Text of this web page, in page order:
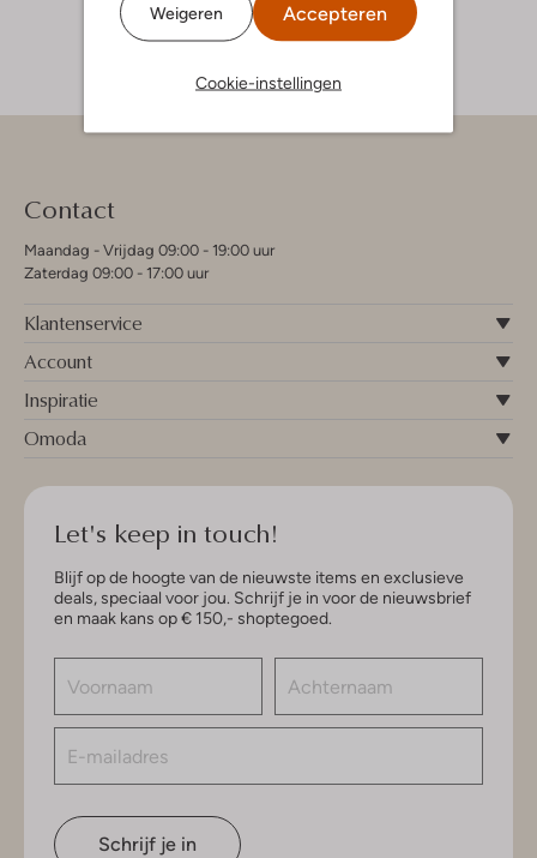
Weigeren Accepteren
Cookie-instellingen
Contact
Maandag - Vrijdag 09:00 - 19:00 uur
Zaterdag 09:00 - 17:00 uur
Klantenservice
Account
Inspiratie
Omoda
Let's keep in touch!
Blijf op de hoogte van de nieuwste items en exclusieve
deals, speciaal voor jou. Schrijf je in voor de nieuwsbrief
en maak kans op € 150,- shoptegoed.
Schrijf je in